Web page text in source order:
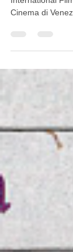
📌Il Mattino